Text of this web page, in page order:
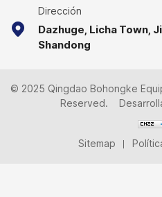
Dirección
Dazhuge, Licha Town,
Shandong
© 2025 Qingdao Bohongke
Reserved.
Sitemap